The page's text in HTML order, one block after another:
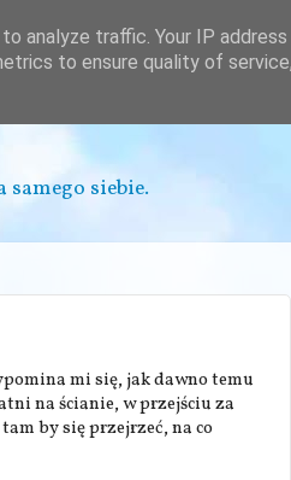
siebie.
mi się, jak dawno temu
na ścianie, w przejściu za
by się przejrzeć, na co
analyze traffic. Your IP
to ensure quality of